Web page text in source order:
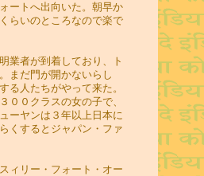
ートへ出向いた。朝早か
らいのところなので楽で
業者が到着しており、ト
まだ門が開かないらし
る人たちがやって来た。
００クラスの女の子で、
ーヤンは３年以上日本に
くするとジャパン・ファ
ィリー・フォート・オー